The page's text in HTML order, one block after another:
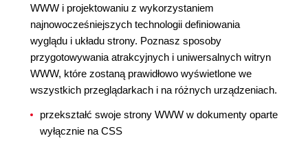
WWW i projektowaniu z wykorzystaniem
najnowocześniejszych technologii definiowania
wyglądu i układu strony. Poznasz sposoby
przygotowywania atrakcyjnych i uniwersalnych witryn
WWW, które zostaną prawidłowo wyświetlone we
wszystkich przeglądarkach i na różnych urządzeniach.
przekształć swoje strony WWW w dokumenty oparte
wyłącznie na CSS